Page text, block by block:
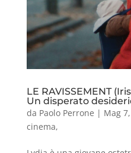
LE RAVISSEMENT
Un disperato
da Paolo Perrone | Mag
cinema,